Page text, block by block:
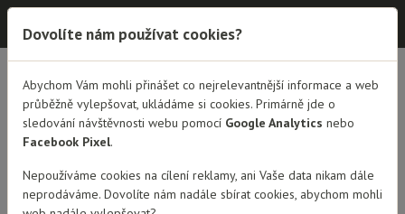
Dobrá rodina - semináře
Dobrá rodina - semináře
Přihlášení
Uživatelské jméno / Email
Dovolíte nám používat cookies?
Abychom Vám mohli přinášet co nejrelevantnější informace a web
průběžně vylepšovat, ukládáme si cookies. Primárně jde o
sledování návštěvnosti webu pomocí Google Analytics nebo
Facebook Pixel.
Nepoužíváme cookies na cílení reklamy, ani Vaše data nikam dále
neprodáváme. Dovolíte nám nadále sbírat cookies, abychom mohli